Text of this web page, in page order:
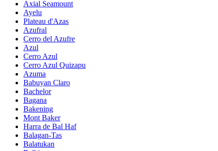
Axial Seamount
Ayelu
Plateau d'Azas
Azufral
Cerro del Azufre
Azul
Cerro Azul
Cerro Azul Quizapu
Azuma
Babuyan Claro
Bachelor
Bagana
Bakening
Mont Baker
Harra de Bal Haf
Balagan-Tas
Balatukan